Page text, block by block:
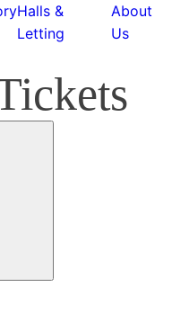
Halls &
Letting
About
Us